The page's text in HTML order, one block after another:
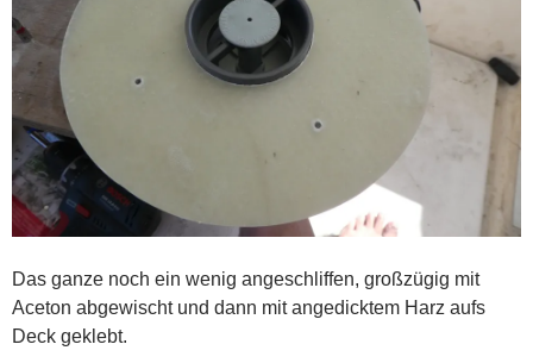
Das ganze noch ein wenig angeschliffen, großzügig mit
Aceton abgewischt und dann mit angedicktem Harz aufs
Deck geklebt.